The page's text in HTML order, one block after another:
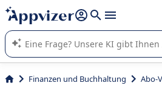
beantworten (mehrere Zeilen mit
Die KI von Appvizer führt Sie bei der
von SaaS-Software in Unternehmen.
Finanzen und Buchhaltung Abo-